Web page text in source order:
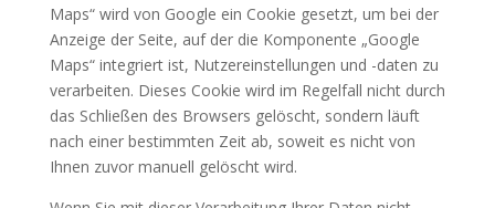
Maps“ wird von Google ein Cookie gesetzt, um bei der
Anzeige der Seite, auf der die Komponente „Google
Maps“ integriert ist, Nutzereinstellungen und -daten zu
verarbeiten. Dieses Cookie wird im Regelfall nicht durch
das Schließen des Browsers gelöscht, sondern läuft
nach einer bestimmten Zeit ab, soweit es nicht von
Ihnen zuvor manuell gelöscht wird.